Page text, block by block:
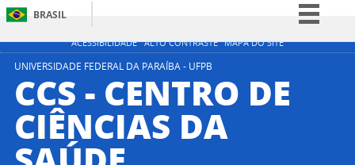
ACESSIBILIDADE ALTO CONTRASTE MAPA DO SITE
BRASIL
Simplifique!
Participe
Acesso à informação
Legislação
UNIVERSIDADE FEDERAL DA PARAÍBA - UFPB
CCS - CENTRO DE
CIÊNCIAS DA